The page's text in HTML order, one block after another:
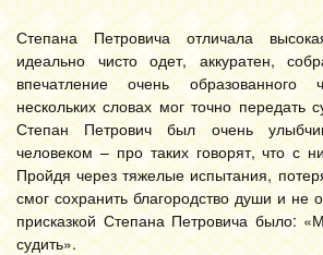
Степана Петровича отличала
идеально чисто одет, аккуратен,
впечатление очень образованного
нескольких словах мог точно передать
Степан Петрович был очень
человеком – про таких говорят, что с
Пройдя через тяжелые испытания,
смог сохранить благородство души и не
присказкой Степана Петровича было:
судить».